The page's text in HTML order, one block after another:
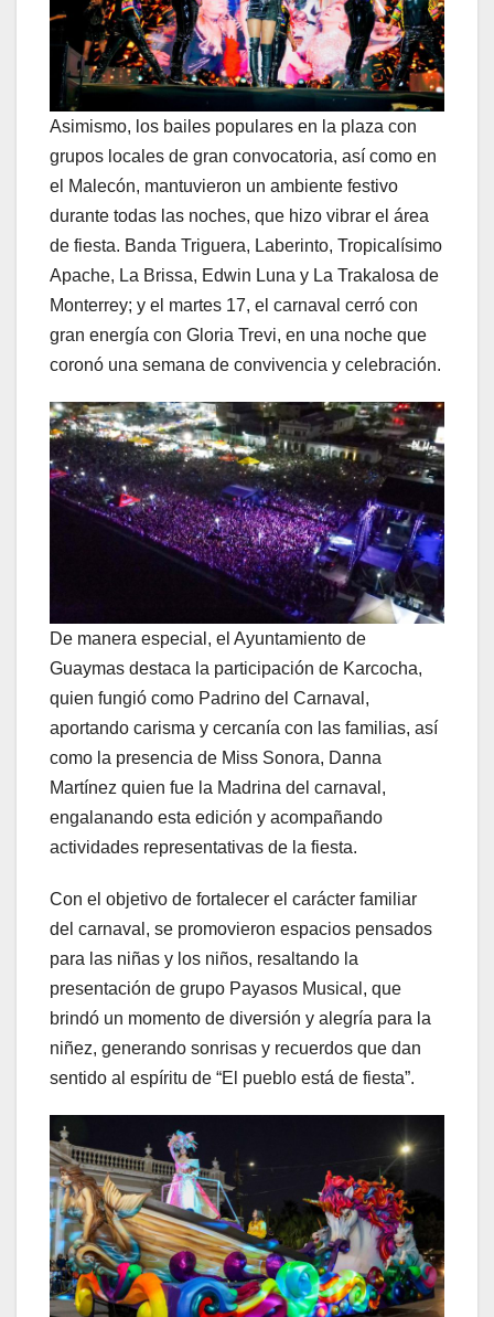
Asimismo, los bailes populares en la plaza con
grupos locales de gran convocatoria, así como en
el Malecón, mantuvieron un ambiente festivo
durante todas las noches, que hizo vibrar el área
de fiesta. Banda Triguera, Laberinto, Tropicalísimo
Apache, La Brissa, Edwin Luna y La Trakalosa de
Monterrey; y el martes 17, el carnaval cerró con
gran energía con Gloria Trevi, en una noche que
coronó una semana de convivencia y celebración.
De manera especial, el Ayuntamiento de
Guaymas destaca la participación de Karcocha,
quien fungió como Padrino del Carnaval,
aportando carisma y cercanía con las familias, así
como la presencia de Miss Sonora, Danna
Martínez quien fue la Madrina del carnaval,
engalanando esta edición y acompañando
actividades representativas de la fiesta.
Con el objetivo de fortalecer el carácter familiar
del carnaval, se promovieron espacios pensados
para las niñas y los niños, resaltando la
presentación de grupo Payasos Musical, que
brindó un momento de diversión y alegría para la
niñez, generando sonrisas y recuerdos que dan
sentido al espíritu de “El pueblo está de fiesta”.